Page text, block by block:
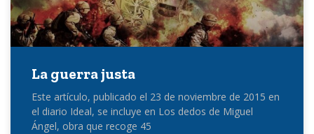
La guerra justa
Este artículo, publicado el 23 de noviembre de 2015 en
el diario Ideal, se incluye en Los dedos de Miguel
Ángel, obra que recoge 45